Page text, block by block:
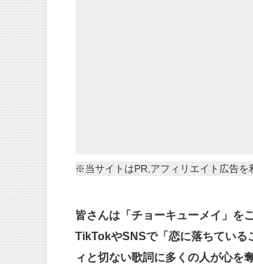
※当サイトはPR,アフィリエイト広告を
皆さんは「チョーキューメイ」を
TikTokやSNSで「恋に落ちている
ィと切ない歌詞に多くの人が心を